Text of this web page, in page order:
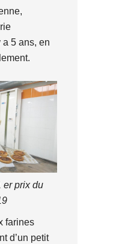
5 ans, en
er prix du
farines
d’un petit